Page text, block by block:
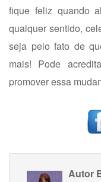
fique feliz quando
qualquer sentido,
seja pelo fato de
mais! Pode
promover essa
Autor